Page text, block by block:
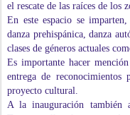
el rescate de las raíces de los
En este espacio se
danza prehispánica, danza
clases de géneros actuales
Es importante hacer
entrega de
proyecto cultural.
A la inauguración también